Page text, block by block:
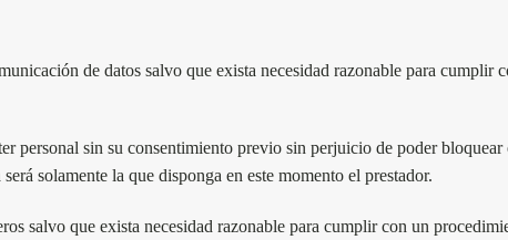
de datos salvo que exista necesidad razonable para cumplir
personal sin su consentimiento previo sin perjuicio de poder
solamente la que disponga en este momento el prestador.
salvo que exista necesidad razonable para cumplir con un